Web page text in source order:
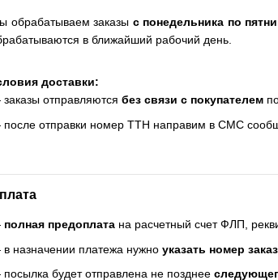
обрабатываем заказы с понедельника по
в ближайший рабочий день.
доставки:
отправляютсябез связи с покупателем
отправки номер ТТН направим в СМС
полная предоплата на расчетный счет ФЛП,
назначении платежа нужноуказать номер
будет отправлена не позднее